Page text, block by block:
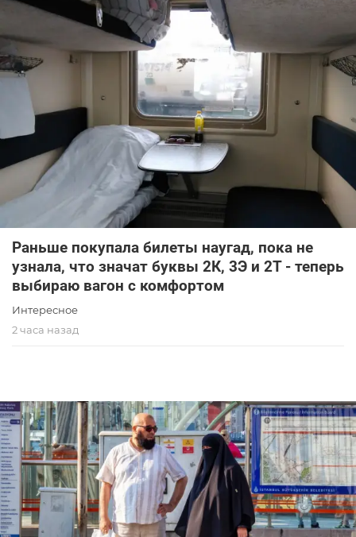
Раньше покупала билеты наугад, пока не
узнала, что значат буквы 2К, 3Э и 2Т - теперь
выбираю вагон с комфортом
Интересное
2 часа назад